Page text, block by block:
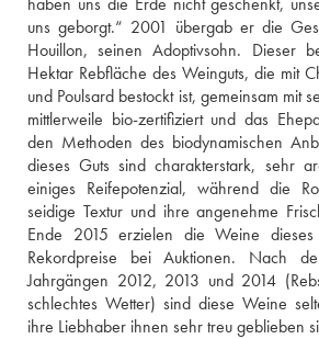
uns geborgt.“ 2001 übergab er die
Houillon, seinen Adoptivsohn. Dieser
Hektar Rebfläche des Weinguts, die mit
und Poulsard bestockt ist, gemeinsam mit
mittlerweile bio-zertifiziert und das
den Methoden des biodynamischen
dieses Guts sind charakterstark, sehr
einiges Reifepotenzial, während die
seidige Textur und ihre angenehme
Ende 2015 erzielen die Weine
Rekordpreise bei Auktionen. Nach
Jahrgängen 2012, 2013 und 2014
schlechtes Wetter) sind diese Weine
ihre Liebhaber ihnen sehr treu geblieben